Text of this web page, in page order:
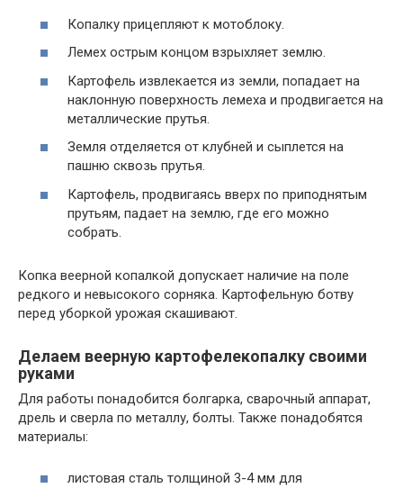
Копалку прицепляют к мотоблоку.
Лемех острым концом взрыхляет землю.
Картофель извлекается из земли, попадает на
наклонную поверхность лемеха и продвигается на
металлические прутья.
Земля отделяется от клубней и сыплется на
пашню сквозь прутья.
Картофель, продвигаясь вверх по приподнятым
прутьям, падает на землю, где его можно
собрать.
Копка веерной копалкой допускает наличие на поле
редкого и невысокого сорняка. Картофельную ботву
перед уборкой урожая скашивают.
Делаем веерную картофелекопалку своими
руками
Для работы понадобится болгарка, сварочный аппарат,
дрель и сверла по металлу, болты. Также понадобятся
материалы:
листовая сталь толщиной 3-4 мм для